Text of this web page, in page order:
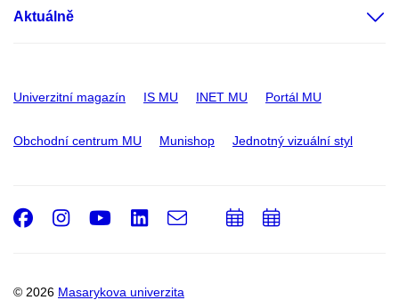
Aktuálně
Univerzitní magazín IS MU INET MU Portál MU
Obchodní centrum MU Munishop Jednotný vizuální styl
© 2026 Masarykova univerzita
Facebook
Instagram
Youtube
LinkedIn
e-
Email
PřidatPřidat